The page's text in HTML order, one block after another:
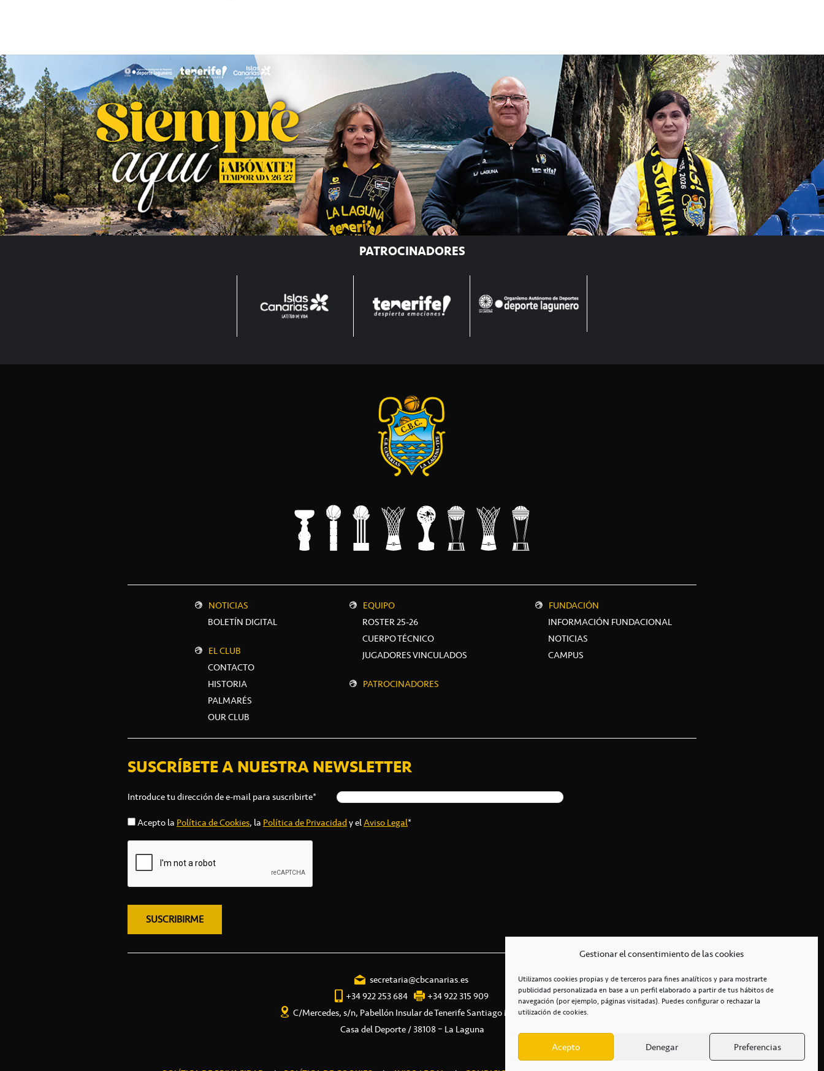
Gestionar el consentimiento de las cookies
Utilizamos cookies propias y de terceros para fines analíticos y para mostrarte
publicidad personalizada en base a un perfil elaborado a partir de tus hábitos de
navegación (por ejemplo, páginas visitadas). Puedes configurar o rechazar la
utilización de cookies.
Acepto Denegar Preferencias
PATROCINADORES
NOTICIAS
BOLETÍN DIGITAL
EL CLUB
CONTACTO
HISTORIA
PALMARÉS
OUR CLUB
EQUIPO
ROSTER 25-26
CUERPO TÉCNICO
JUGADORES VINCULADOS
PATROCINADORES
FUNDACIÓN
INFORMACIÓN FUNDACIONAL
NOTICIAS
CAMPUS
SUSCRÍBETE A NUESTRA NEWSLETTER
Introduce tu dirección de e-mail para suscribirte*
Acepto laPolítica de Cookies, laPolítica de Privacidady elAviso Legal*
secretaria@cbcanarias.es
+34 922 253 684
+34 922 315 909
C/Mercedes, s/n, Pabellón Insular de Tenerife Santiago Martín
Casa del Deporte / 38108 – La Laguna